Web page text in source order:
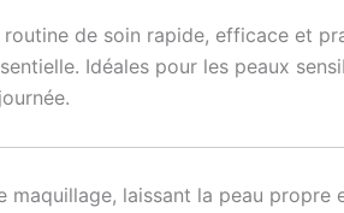
de soin rapide, efficace et
Idéales pour les peaux
laissant la peau propre